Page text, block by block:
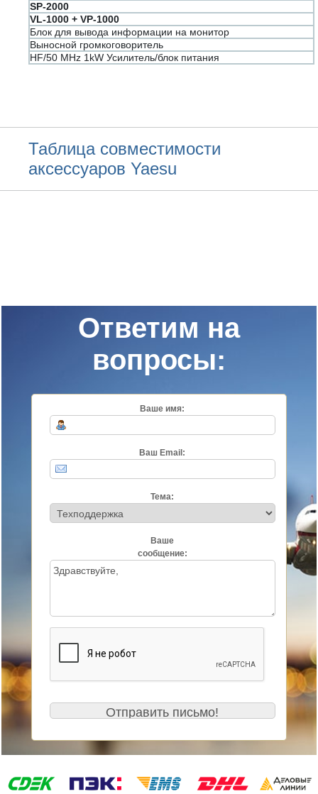
SP-2000
VL-1000 + VP-1000
Блок для вывода информации на монитор
Выносной громкоговоритель
HF/50 MHz 1kW Усилитель/блок питания
Таблица совместимости
аксессуаров Yaesu
Ответим на
вопросы:
Ваше имя:
Ваш Email:
Тема:
Ваше
сообщение: